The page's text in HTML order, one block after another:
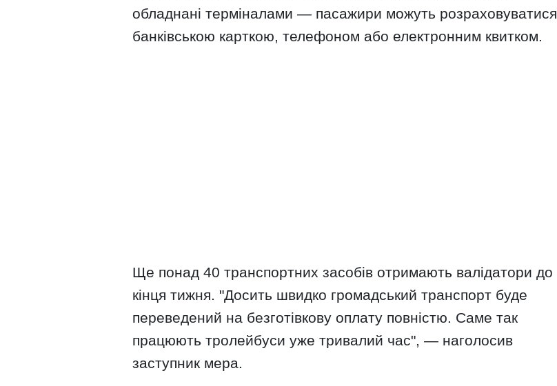
обладнані терміналами — пасажири можуть розраховуватися
банківською карткою, телефоном або електронним квитком.
Ще понад 40 транспортних засобів отримають валідатори до
кінця тижня. "Досить швидко громадський транспорт буде
переведений на безготівкову оплату повністю. Саме так
працюють тролейбуси уже тривалий час", — наголосив
заступник мера.